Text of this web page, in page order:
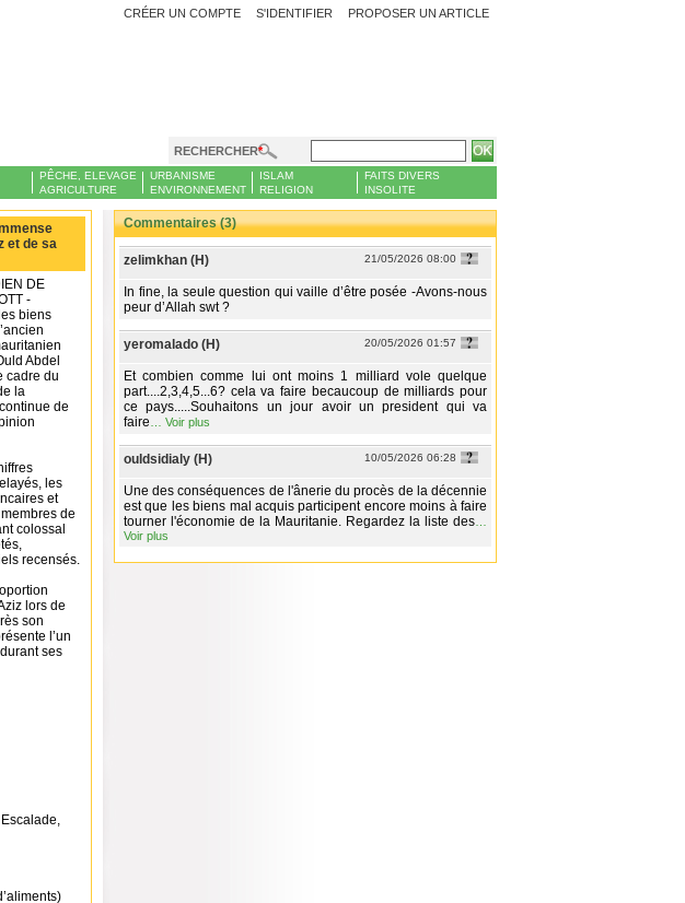
PROPOSER UN ARTICLE
CRÉER UN COMPTE S'IDENTIFIER
RECHERCHER
PÊCHE, ELEVAGE
AGRICULTURE
URBANISME
ENVIRONNEMENT
ISLAM
RELIGION
FAITS DIVERS
INSOLITE
et de sa
DE
-
biens
Abdel
cadre du
la
de
les
et
de
colossal
recensés.
lors de
son
l’un
ses
Commentaires (3)
zelimkhan (H) 21/05/2026 08:00
In fine, la seule question qui vaille d’être posée -Avons-nous
peur d’Allah swt ?
yeromalado (H) 20/05/2026 01:57
Et combien comme lui ont moins 1 milliard vole quelque
part....2,3,4,5...6? cela va faire becaucoup de milliards pour
ce pays.....Souhaitons un jour avoir un president qui va
faire
Voir plus
ouldsidialy (H) 10/05/2026 06:28
Une des conséquences de l'ânerie du procès de la décennie
est que les biens mal acquis participent encore moins à faire
tourner l'économie de la Mauritanie. Regardez la liste des
Voir plus